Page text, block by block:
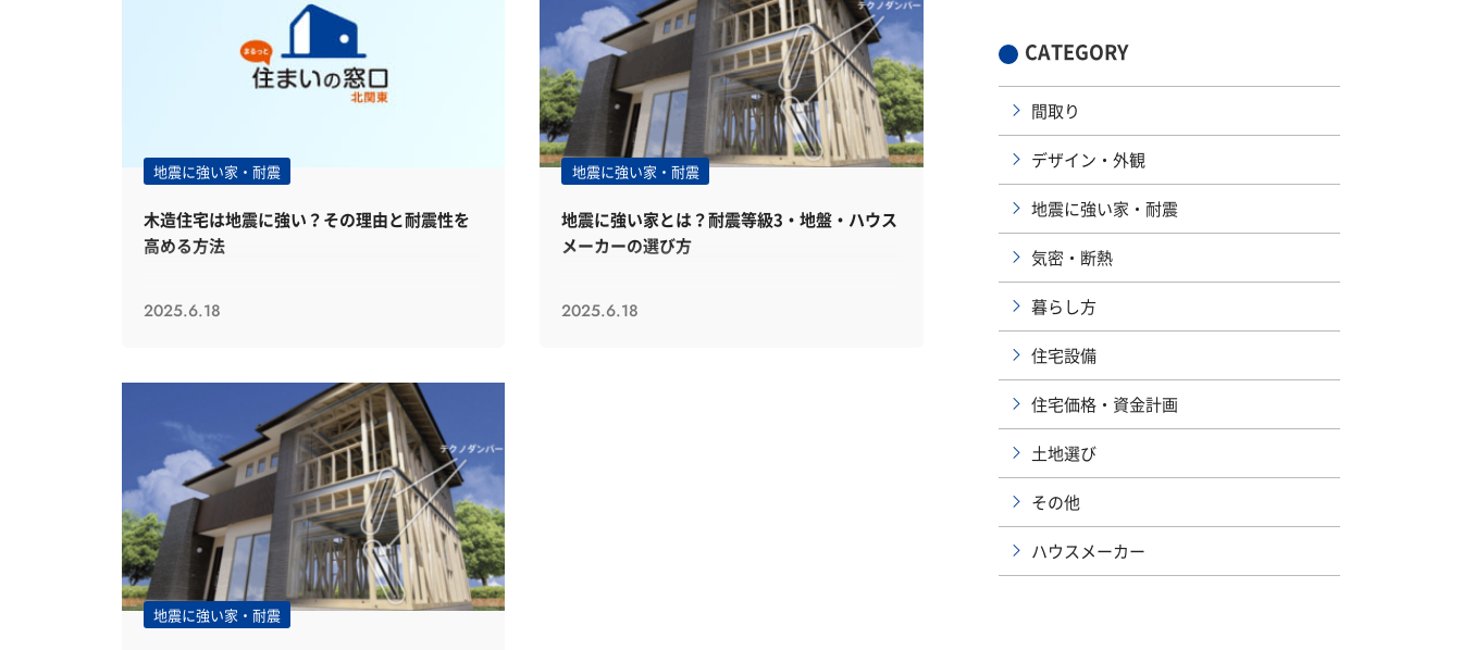
地震に強い家・耐震
木造住宅は地震に強い？その理由と耐震性を
高める方法
2025.6.18
地震に強い家・耐震
地震に強い家とは？耐震等級3・地盤・ハウス
メーカーの選び方
2025.6.18
地震に強い家・耐震
CATEGORY
間取り
デザイン・外観
地震に強い家・耐震
気密・断熱
暮らし方
住宅設備
住宅価格・資金計画
土地選び
その他
ハウスメーカー